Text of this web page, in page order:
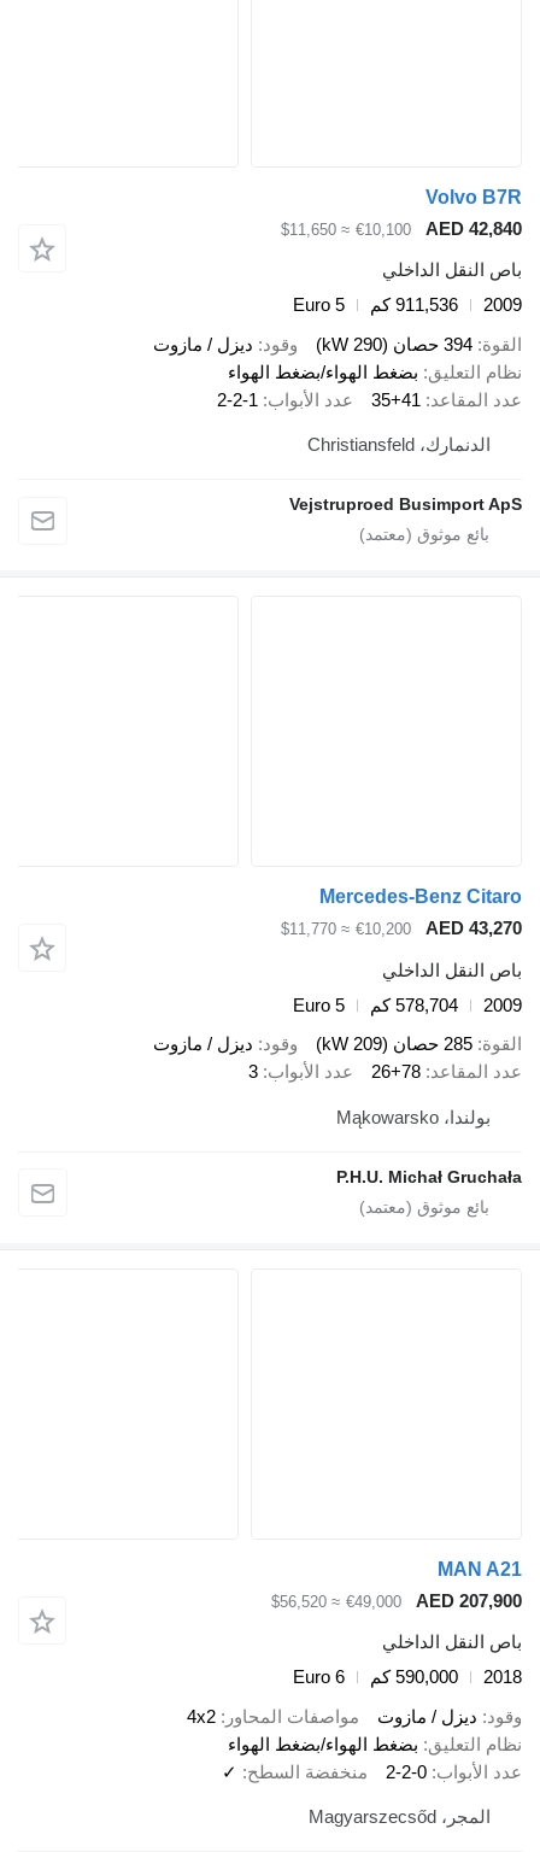
Volvo
AED
€10,100
≈ $11,650
النقل الداخلي
911,536 كم
Euro 5
394 حصان (290 kW) وقود ديزل / مازوت
التعليق بضغط الهواء/بضغط الهواء
المقاعد 35+41 عدد الأبواب 2-2-1
الدنمارك، Christiansfeld
Vejstruproed Busimport
Mercedes-Benz
AED
€10,200
≈ $11,770
النقل الداخلي
578,704 كم
Euro 5
285 حصان (209 kW) وقود ديزل / مازوت
المقاعد 26+78 عدد الأبواب 3
بولندا، Mąkowarsko
P.H.U. Michał
MAN
AED
€49,000
≈ $56,520
النقل الداخلي
590,000 كم
Euro 6
ديزل / مازوت مواصفات المحاور 4x2
التعليق بضغط الهواء/بضغط الهواء
الأبواب 2-2-0 منخفضة السطح ✓
المجر، Magyarszecsőd